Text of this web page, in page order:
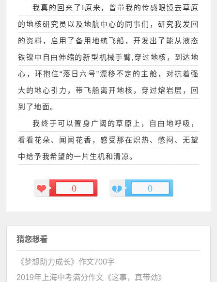
我真的回来了!原来，曾带我的传感眼镜去草原
的地核研究员以及地航中心的同事们，研究我发回
的资料，启用了备用地航飞船，开发出了能从液态
铁镍中自由伸缩的新型机械手臂,穿过地核，到达地
心，环抱住“落日六号”漂移不定的主舱，对抗着强
大的地心引力，带飞船离开地核，穿过熔岩层，回
到了地面。
我终于可以置身广阔的草原上，自由地呼吸，
看看花朵、闻闻花香，感受那在炽热、憋闷、无望
中给予我希望的一片生机和清凉。
0 0
猜您想看
《梦想助力成长》作文700字
2019年上海中考满分作文《这事，真带劲》